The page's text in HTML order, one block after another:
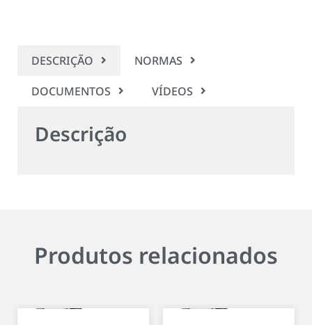
DESCRIÇÃO
NORMAS
DOCUMENTOS
VÍDEOS
Descrição
Produtos relacionados